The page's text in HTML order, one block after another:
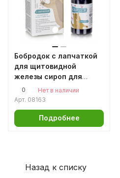
Бобродок с лапчаткой
для щитовидной
железы сироп для
детей, 50 мл.
0
Нет в наличии
Арт. 08163
Подробнее
Назад к списку